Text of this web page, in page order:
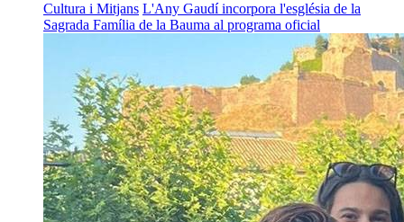
Cultura i Mitjans L'Any Gaudí incorpora l'església de la
Sagrada Família de la Bauma al programa oficial